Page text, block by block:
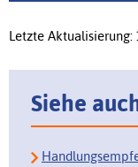
Letzte Aktualisierung:
Siehe